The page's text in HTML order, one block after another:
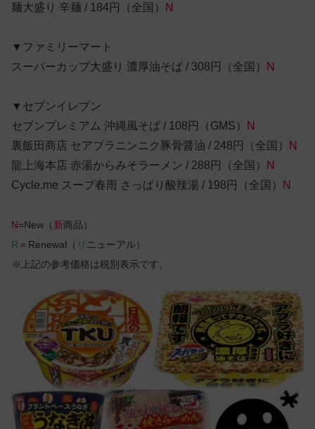
麺大盛り 辛麺 / 184円（全国）
N
▼ファミリーマート
スーパーカップ大盛り 濃厚油そば / 308円（全国）
N
▼セブンイレブン
セブンプレミアム 沖縄風そば / 108円（GMS）
N
裏飯田商店 セアブラニンニク豚骨醤油 / 248円（全国）
N
龍上海本店 赤湯からみそラーメン / 288円（全国）
N
Cycle.me スープ春雨 さっぱり酸辣湯 / 198円（全国）
N
N=New（新商品）
R ＝Renewal（ リ ニューアル）
※上記の参考価格は税別表示です。